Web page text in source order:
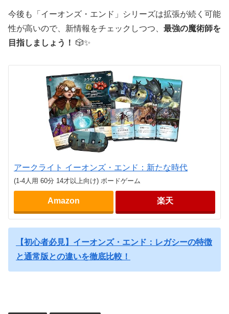
今後も「イーオンズ・エンド」シリーズは拡張が続く可能
性が高いので、新情報をチェックしつつ、 最強の魔術師を
目指しましょう！ 🎲✨
アークライト イーオンズ・エンド：新たな時代
(1-4人用 60分 14才以上向け) ボードゲーム
Amazon 楽天
【初心者必見】イーオンズ・エンド：レガシーの特徴
と通常版との違いを徹底比較！